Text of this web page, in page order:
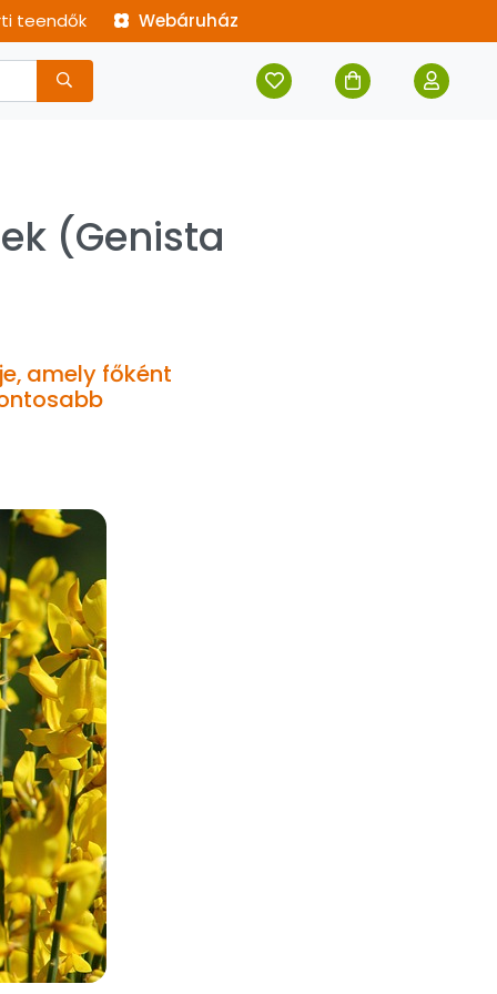
teendők Webáruház
(Genista
amely főként